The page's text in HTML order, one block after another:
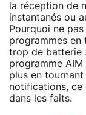
la réception de
instantanés ou
Pourquoi ne
programmes en
trop de batterie
programme
plus en
notifications, ce
dans les faits.